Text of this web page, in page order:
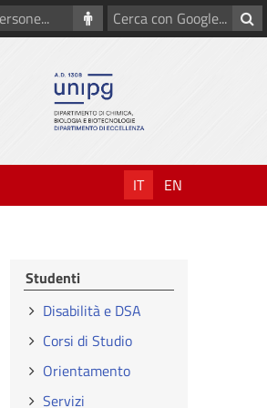
Cerca
con
IT EN
Studenti
Disabilità e DSA
Corsi di Studio
Orientamento
Servizi